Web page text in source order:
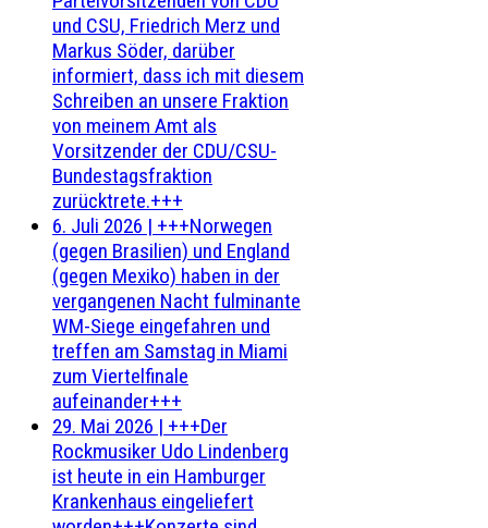
und CSU, Friedrich Merz und
Markus Söder, darüber
informiert, dass ich mit diesem
Schreiben an unsere Fraktion
von meinem Amt als
Vorsitzender der CDU/CSU-
Bundestagsfraktion
zurücktrete.+++
6. Juli 2026 | +++Norwegen
(gegen Brasilien) und England
(gegen Mexiko) haben in der
vergangenen Nacht fulminante
WM-Siege eingefahren und
treffen am Samstag in Miami
zum Viertelfinale
aufeinander+++
29. Mai 2026 | +++Der
Rockmusiker Udo Lindenberg
ist heute in ein Hamburger
Krankenhaus eingeliefert